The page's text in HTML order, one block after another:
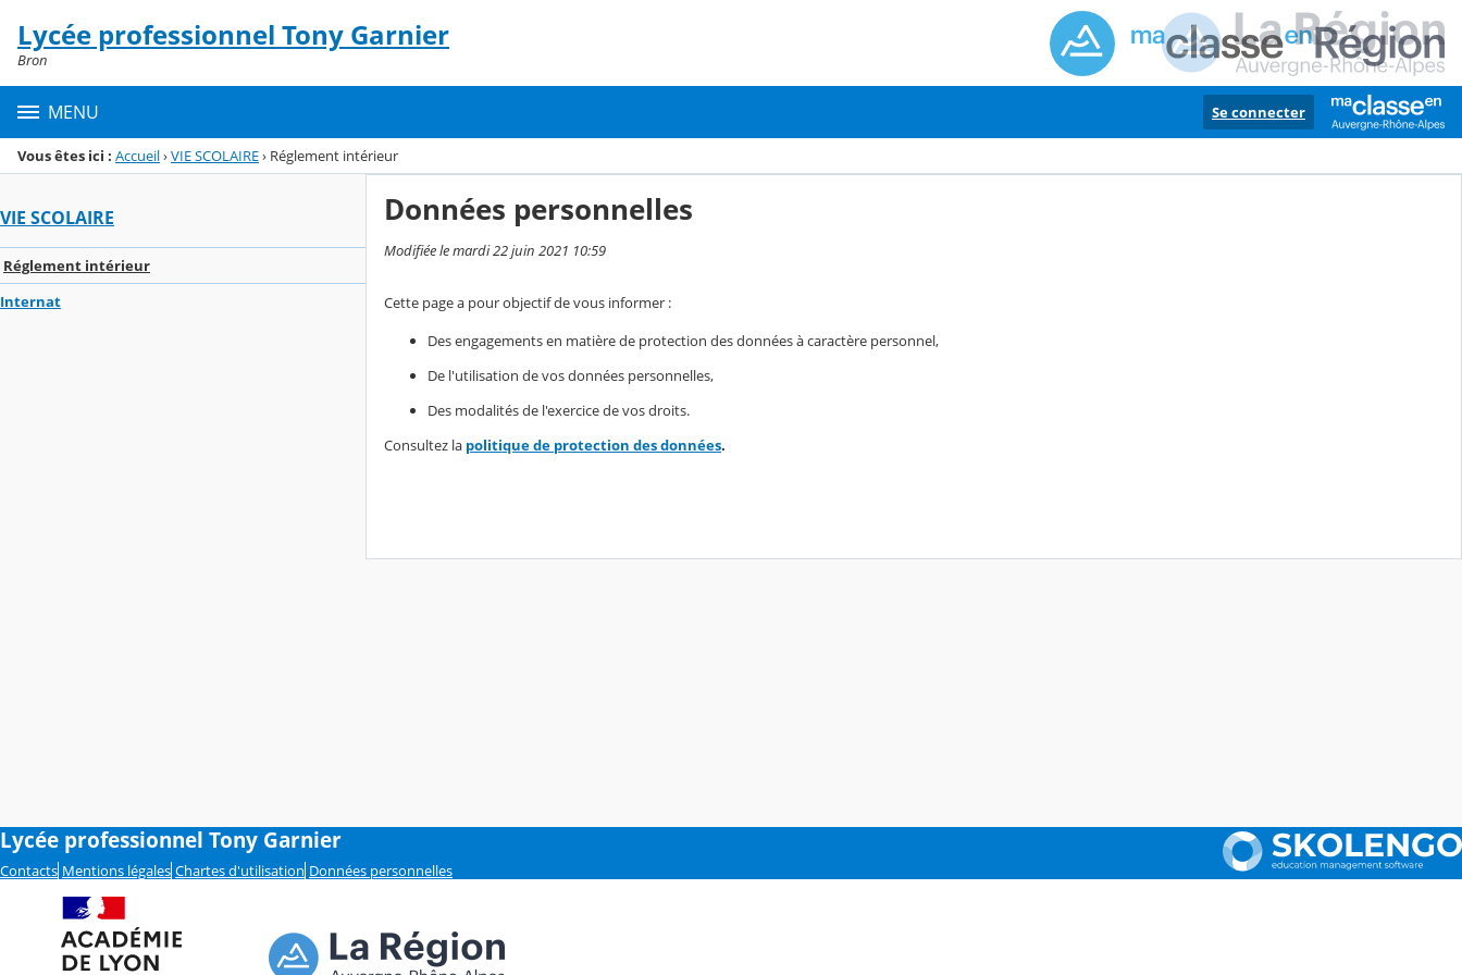
Menu de la rubrique
Contenu
Lycée professionnel Tony Garnier
Bron
MENU Se connecter
Vous êtes ici : Accueil›VIE SCOLAIRE› Réglement intérieur
VIE SCOLAIRE
Réglement intérieur
Internat
Données personnelles
Modifiée le mardi 22 juin 2021 10:59
Cette page a pour objectif de vous informer :
Des engagements en matière de protection des données à caractère personnel,
De l'utilisation de vos données personnelles,
Des modalités de l'exercice de vos droits.
Consultez la politique de protection des données.
Lycée professionnel Tony Garnier
Contacts Mentions légales Chartes d'utilisation Données personnelles